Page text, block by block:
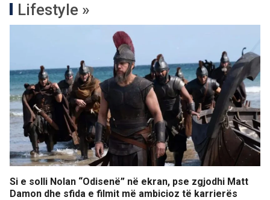
Lifestyle »
Si e solli Nolan “Odisenë” në ekran, pse zgjodhi Matt
Damon dhe sfida e filmit më ambicioz të karrierës